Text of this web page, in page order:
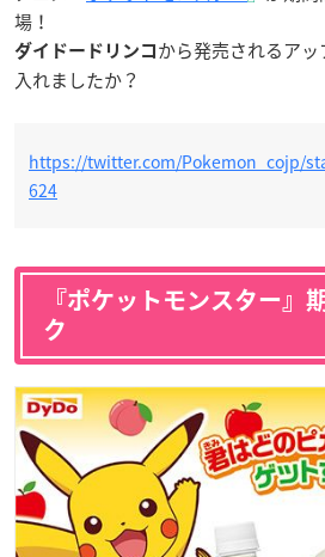
場！
ダイドードリンコ から発売されるア
入れましたか？
https://twitter.com/Pokemon_cojp/
624
『ポケットモンスター』
ク